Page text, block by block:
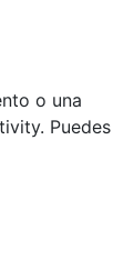
o una
Puedes